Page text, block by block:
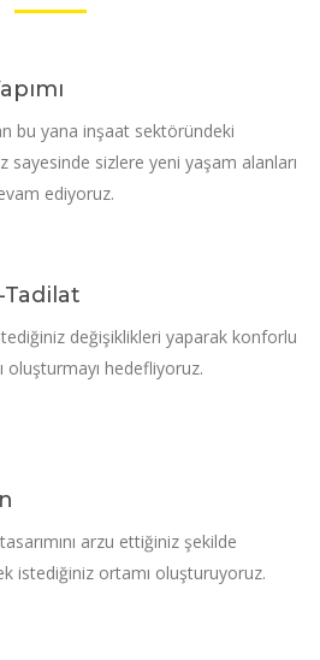
bu yana inşaat sektöründeki
sayesinde sizlere yeni yaşam alanları
ediyoruz.
değişiklikleri yaparak konforlu
oluşturmayı hedefliyoruz.
tasarımını arzu ettiğiniz şekilde
istediğiniz ortamı oluşturuyoruz.